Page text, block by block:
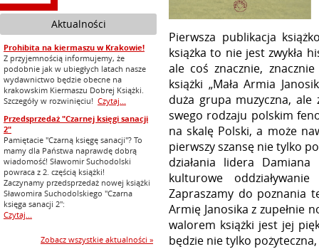
Aktualności
Prohibita na kiermaszu w Krakowie!
Z przyjemnością informujemy, że
podobnie jak w ubiegłych latach nasze
wydawnictwo będzie obecne na
krakowskim Kiermaszu Dobrej Książki.
Szczegóły w rozwinięciu! Czytaj...
Przedsprzedaż "Czarnej księgi sanacji
2"
Pamiętacie "Czarną księgę sanacji"? To
mamy dla Państwa naprawdę dobrą
wiadomość! Sławomir Suchodolski
powraca z 2. częścią książki!
Zaczynamy przedsprzedaż nowej książki
Sławomira Suchodolskiego "Czarna
księga sanacji 2":
Czytaj...
Zobacz wszystkie aktualności »
Pierwsza publikacja
książka to nie jest zwykła
ale coś znacznie,
książki „Mała Armia
duża grupa muzyczna,
swego rodzaju polskim
na skalę Polski, a może
pierwszy szansę nie tylko
działania lidera Damiana
kulturowe
Zapraszamy do poznania
Armię Janosika z zupełnie
walorem książki jest jej
będzie nie tylko